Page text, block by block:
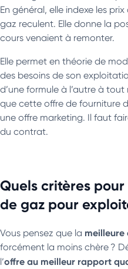
En général, elle indexe les
gaz reculent. Elle donne la
cours venaient à remonter.
Elle permet en théorie de
des besoins de son
d’une formule à l’autre à
que cette offre de fourniture
une offre marketing. Il faut
du contrat.
Quels critères
de gaz pour
Vous pensez que la meilleure
forcément la moins chère ?
l’offre au meilleur rapport